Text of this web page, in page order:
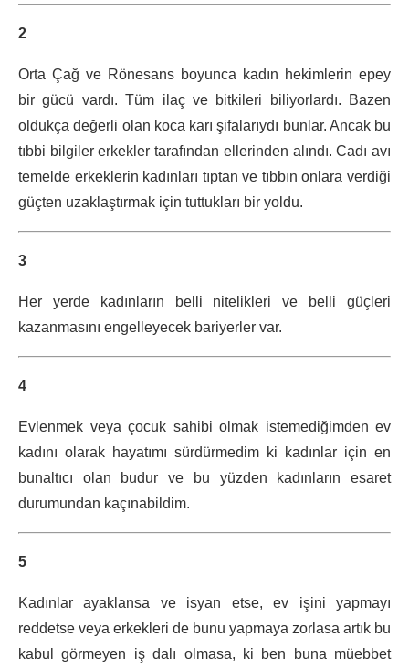
2
Orta Çağ ve Rönesans boyunca kadın hekimlerin epey
bir gücü vardı. Tüm ilaç ve bitkileri biliyorlardı. Bazen
oldukça değerli olan koca karı şifalarıydı bunlar. Ancak bu
tıbbi bilgiler erkekler tarafından ellerinden alındı. Cadı avı
temelde erkeklerin kadınları tıptan ve tıbbın onlara verdiği
güçten uzaklaştırmak için tuttukları bir yoldu.
3
Her yerde kadınların belli nitelikleri ve belli güçleri
kazanmasını engelleyecek bariyerler var.
4
Evlenmek veya çocuk sahibi olmak istemediğimden ev
kadını olarak hayatımı sürdürmedim ki kadınlar için en
bunaltıcı olan budur ve bu yüzden kadınların esaret
durumundan kaçınabildim.
5
Kadınlar ayaklansa ve isyan etse, ev işini yapmayı
reddetse veya erkekleri de bunu yapmaya zorlasa artık bu
kabul görmeyen iş dalı olmasa, ki ben buna müebbet